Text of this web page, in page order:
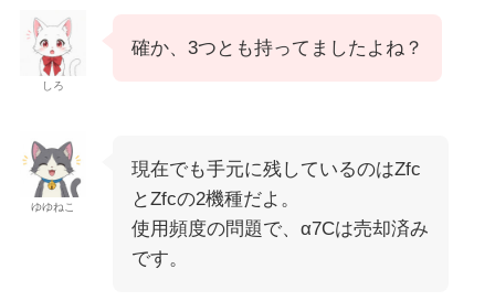
しろ
確か、3つとも持ってましたよね？
ゆゆねこ
現在でも手元に残しているのはZfc
とZfcの2機種だよ。
使用頻度の問題で、α7Cは売却済み
です。